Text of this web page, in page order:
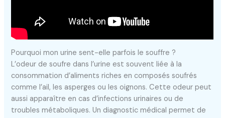
Pourquoi mon urine sent-elle parfois le souffre ?
L’odeur de soufre dans l’urine est souvent liée à la
consommation d’aliments riches en composés soufrés
comme l’ail, les asperges ou les oignons. Cette odeur peut
aussi apparaître en cas d’infections urinaires ou de
troubles métaboliques. Un diagnostic médical permet de